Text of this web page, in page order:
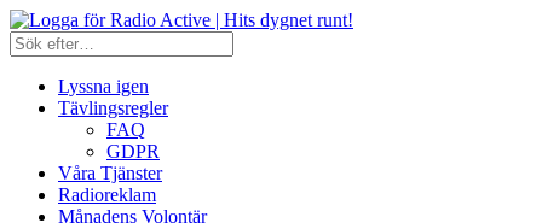
Lyssna igen
Tävlingsregler
FAQ
GDPR
Våra Tjänster
Radioreklam
Månadens Volontär